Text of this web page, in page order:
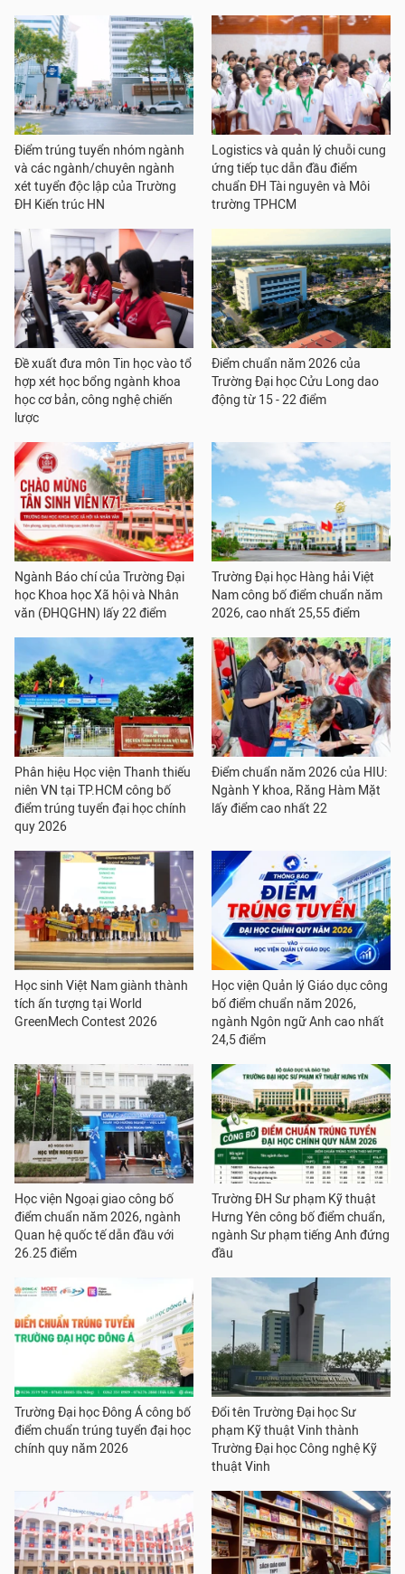
Điểm trúng tuyển nhóm ngành
và các ngành/chuyên ngành
xét tuyển độc lập của Trường
ĐH Kiến trúc HN
Logistics và quản lý chuỗi cung
ứng tiếp tục dẫn đầu điểm
chuẩn ĐH Tài nguyên và Môi
trường TPHCM
Đề xuất đưa môn Tin học vào tổ
hợp xét học bổng ngành khoa
học cơ bản, công nghệ chiến
lược
Điểm chuẩn năm 2026 của
Trường Đại học Cửu Long dao
động từ 15 - 22 điểm
Ngành Báo chí của Trường Đại
học Khoa học Xã hội và Nhân
văn (ĐHQGHN) lấy 22 điểm
Trường Đại học Hàng hải Việt
Nam công bố điểm chuẩn năm
2026, cao nhất 25,55 điểm
Phân hiệu Học viện Thanh thiếu
niên VN tại TP.HCM công bố
điểm trúng tuyển đại học chính
quy 2026
Điểm chuẩn năm 2026 của HIU:
Ngành Y khoa, Răng Hàm Mặt
lấy điểm cao nhất 22
Học sinh Việt Nam giành thành
tích ấn tượng tại World
GreenMech Contest 2026
Học viện Quản lý Giáo dục công
bố điểm chuẩn năm 2026,
ngành Ngôn ngữ Anh cao nhất
24,5 điểm
Học viện Ngoại giao công bố
điểm chuẩn năm 2026, ngành
Quan hệ quốc tế dẫn đầu với
26.25 điểm
Trường ĐH Sư phạm Kỹ thuật
Hưng Yên công bố điểm chuẩn,
ngành Sư phạm tiếng Anh đứng
đầu
Trường Đại học Đông Á công bố
điểm chuẩn trúng tuyển đại học
chính quy năm 2026
Đổi tên Trường Đại học Sư
phạm Kỹ thuật Vinh thành
Trường Đại học Công nghệ Kỹ
thuật Vinh